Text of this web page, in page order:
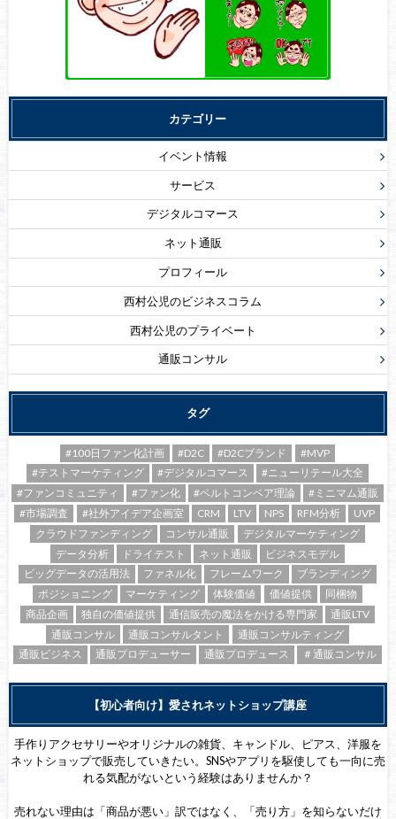
カテゴリー
イベント情報
サービス
デジタルコマース
ネット通販
プロフィール
西村公児のビジネスコラム
西村公児のプライベート
通販コンサル
タグ
#100日ファン化計画 #D2C #D2Cブランド
#MVP
#テストマーケティング
#デジタルコマース
#ニューリテール大全
#ファンコミュニティ
#ファン化 #ベルトコンベア理論
#ミニマム通販
#市場調査
#社外アイデア企画室 CRM LTV NPS RFM分析
UVP
クラウドファンディング
コンサル通販
デジタルマーケティング
データ分析
ドライテスト ネット通販
ビジネスモデル
ビッグデータの活用法
ファネル化 フレームワーク
ブランディング
ポジショニング
マーケティング 体験価値 価値提供
同梱物
商品企画
独自の価値提供 通信販売の魔法をかける専門家
通販LTV
通販コンサル
通販コンサルタント
通販コンサルティング
通販ビジネス
通販プロデューサー 通販プロデュース ＃通販コンサル
【初心者向け】愛されネットショップ講座
手作りアクセサリーやオリジナルの雑貨、キャンドル、ピアス、洋服を
ネットショップで販売していきたい。SNSやアプリを駆使しても一向に売
れる気配がないという経験はありませんか？
売れない理由は「商品が悪い」訳ではなく、「売り方」を知らないだけ